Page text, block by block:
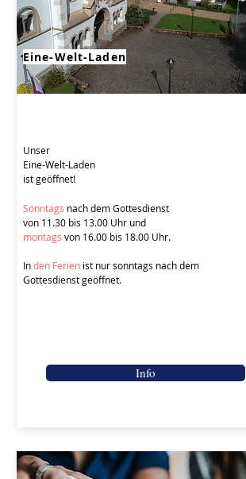
Eine-Welt-Laden
Unser
Eine-Welt-Laden
ist geöffnet!
Sonntags nach dem Gottesdienst
von 11.30 bis 13.00 Uhr und
montags von 16.00 bis 18.00 Uhr.
Inden Ferien ist nur sonntags nach dem
Gottesdienst geöffnet.
Info